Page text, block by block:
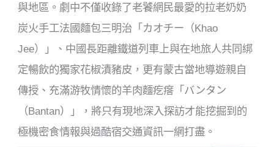
與地區。劇中不僅收錄了老饕網民最愛的拉老奶奶
炭火手工法國麵包三明治「カオチー（Khao
Jee）」、中國長距離鐵道列車上與在地旅人共同綁
定暢飲的獨家花椒漬豬皮，更有蒙古當地導遊親自
傳授、充滿游牧情懷的羊肉麵疙瘩「バンタン
（Bantan）」，將只有現地深入探訪才能挖掘到的
極機密食情報與過酷宿交通資訊一網打盡。